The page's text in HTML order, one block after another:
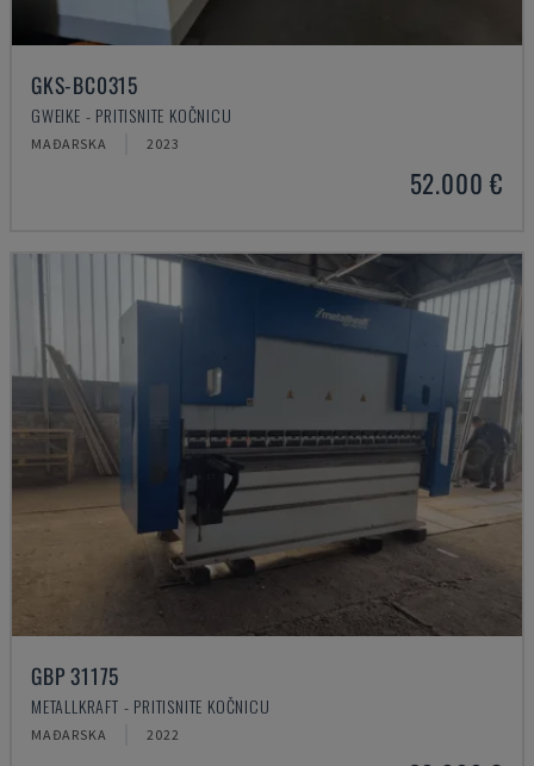
GKS-BC0315
GWEIKE - PRITISNITE KOČNICU
MAĐARSKA 2023
52.000 €
GBP 31175
METALLKRAFT - PRITISNITE KOČNICU
MAĐARSKA 2022